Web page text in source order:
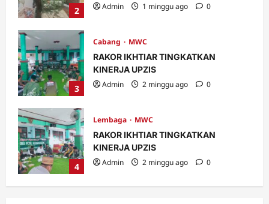
2
Admin
1 minggu ago 0
3
Cabang
MWC
RAKOR IKHTIAR TINGKATKAN
KINERJA UPZIS
Admin
2 minggu ago 0
4
Lembaga
MWC
RAKOR IKHTIAR TINGKATKAN
KINERJA UPZIS
Admin
2 minggu ago 0